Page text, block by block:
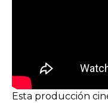
Esta producción